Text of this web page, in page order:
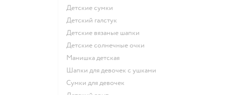
Детские сумки
Детский галстук
Детские вязаные шапки
Детские солнечные очки
Манишка детская
Шапки для девочек с ушками
Сумки для девочек